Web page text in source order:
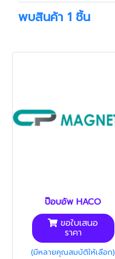
พบสินค้า 1 ชิ้น
ป๊อบอัพ HACO
ขอใบเสนอ
ราคา
(มีหลายคุณสมบัติให้เลือก)